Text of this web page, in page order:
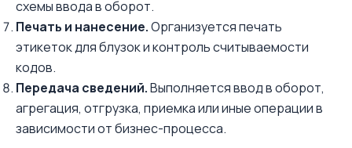
схемы ввода в оборот.
Печать и нанесение.Организуется печать
этикеток для блузок и контроль считываемости
кодов.
Передача сведений.Выполняется ввод в оборот,
агрегация, отгрузка, приемка или иные операции в
зависимости от бизнес-процесса.